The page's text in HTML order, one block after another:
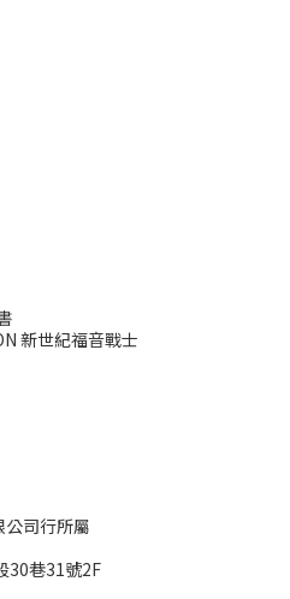
新世紀福音戰士
司行所屬
30巷31號2F